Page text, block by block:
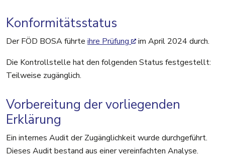
Konformitätsstatus
Der FÖD BOSA führte ihre Prüfung
im April 2024 durch.
Die Kontrollstelle hat den folgenden Status festgestellt:
Teilweise zugänglich.
Vorbereitung der vorliegenden
Erklärung
Ein internes Audit der Zugänglichkeit wurde durchgeführt.
Dieses Audit bestand aus einer vereinfachten Analyse.